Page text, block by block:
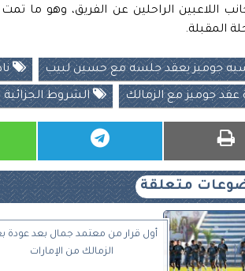
اللاعبين الراحلين عن الفريق، وهو ما
المقبلة.
جوميز يعقد جلسه مع حسين لبيب
جوميز مع الزمالك الشروط
متعلقة
أول قرار من معتمد جمال بعد عودة
الزمالك من الإمارات